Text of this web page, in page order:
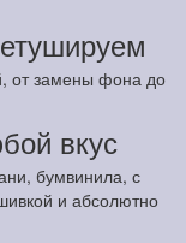
от замены фона до
вкус
бумвинила, с
и абсолютно